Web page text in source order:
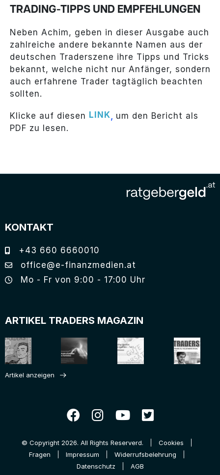
TRADING-TIPPS UND EMPFEHLUNGEN
Neben Achim, geben in dieser Ausgabe auch
zahlreiche andere bekannte Namen aus der
deutschen Traderszene ihre Tipps und Tricks
bekannt, welche nicht nur Anfänger, sondern
auch erfahrene Trader tagtäglich beachten
sollten.
Klicke auf diesen LINK, um den Bericht als
PDF zu lesen.
KONTAKT
+43 660 6660010
office@e-finanzmedien.at
Mo - Fr von 9:00 - 17:00 Uhr
ARTIKEL TRADERS MAGAZIN
Artikel anzeigen
© Copyright 2026. All Rights Reserverd.
Cookies
Fragen
Impressum
Widerrufsbelehrung
Datenschutz
AGB